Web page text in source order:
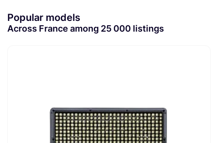
Popular models
Across France among 25 000 listings